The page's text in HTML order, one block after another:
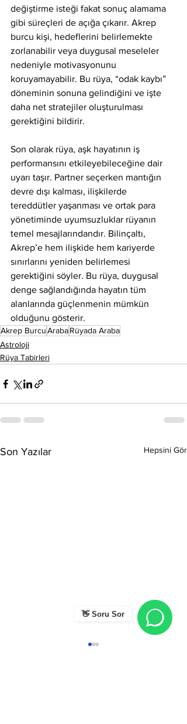
👋 Soru Sor
değiştirme isteği fakat sonuç alamama
gibi süreçleri de açığa çıkarır. Akrep
burcu kişi, hedeflerini belirlemekte
zorlanabilir veya duygusal meseleler
nedeniyle motivasyonunu
koruyamayabilir. Bu rüya, “odak kaybı”
döneminin sonuna gelindiğini ve işte
daha net stratejiler oluşturulması
gerektiğini bildirir.
Son olarak rüya, aşk hayatının iş
performansını etkileyebileceğine dair
uyarı taşır. Partner seçerken mantığın
devre dışı kalması, ilişkilerde
tereddütler yaşanması ve ortak para
yönetiminde uyumsuzluklar rüyanın
temel mesajlarındandır. Bilinçaltı,
Akrep’e hem ilişkide hem kariyerde
sınırlarını yeniden belirlemesi
gerektiğini söyler. Bu rüya, duygusal
denge sağlandığında hayatın tüm
alanlarında güçlenmenin mümkün
olduğunu gösterir.
Akrep BurcuArabaRüyada Araba
Astroloji
Rüya Tabirleri
Son Yazılar Hepsini Gör